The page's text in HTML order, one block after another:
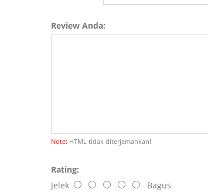
Review Anda:
Note: HTML tidak diterjemahkan!
Rating:
Jelek
Bagus